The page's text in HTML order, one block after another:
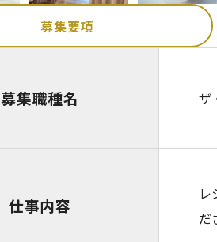
募集要項
募集職種名 ザ
仕事内容
だ